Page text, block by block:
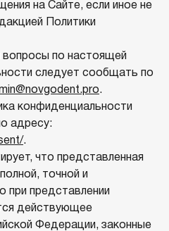
на Сайте, если иное не
Политики
по настоящей
следует сообщать по
.
конфиденциальности
адресу:
.
что представленная
точной и
при представлении
действующее
Федерации, законные